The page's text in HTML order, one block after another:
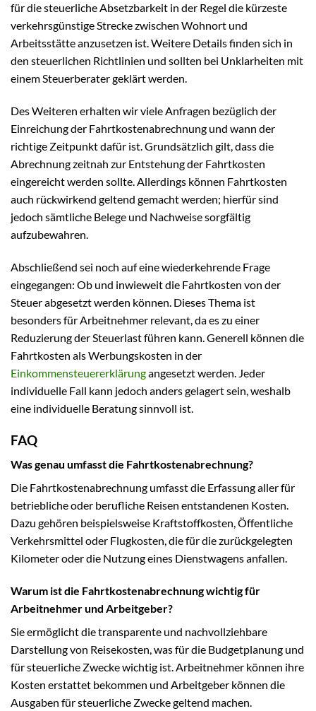
für die steuerliche Absetzbarkeit in der Regel die kürzeste
verkehrsgünstige Strecke zwischen Wohnort und
Arbeitsstätte anzusetzen ist. Weitere Details finden sich in
den steuerlichen Richtlinien und sollten bei Unklarheiten mit
einem Steuerberater geklärt werden.
Des Weiteren erhalten wir viele Anfragen bezüglich der
Einreichung der Fahrtkostenabrechnung und wann der
richtige Zeitpunkt dafür ist. Grundsätzlich gilt, dass die
Abrechnung zeitnah zur Entstehung der Fahrtkosten
eingereicht werden sollte. Allerdings können Fahrtkosten
auch rückwirkend geltend gemacht werden; hierfür sind
jedoch sämtliche Belege und Nachweise sorgfältig
aufzubewahren.
Abschließend sei noch auf eine wiederkehrende Frage
eingegangen: Ob und inwieweit die Fahrtkosten von der
Steuer abgesetzt werden können. Dieses Thema ist
besonders für Arbeitnehmer relevant, da es zu einer
Reduzierung der Steuerlast führen kann. Generell können die
Fahrtkosten als Werbungskosten in der
Einkommensteuererklärungangesetzt werden. Jeder
individuelle Fall kann jedoch anders gelagert sein, weshalb
eine individuelle Beratung sinnvoll ist.
FAQ
Was genau umfasst die Fahrtkostenabrechnung?
Die Fahrtkostenabrechnung umfasst die Erfassung aller für
betriebliche oder berufliche Reisen entstandenen Kosten.
Dazu gehören beispielsweise Kraftstoffkosten, Öffentliche
Verkehrsmittel oder Flugkosten, die für die zurückgelegten
Kilometer oder die Nutzung eines Dienstwagens anfallen.
Warum ist die Fahrtkostenabrechnung wichtig für
Arbeitnehmer und Arbeitgeber?
Sie ermöglicht die transparente und nachvollziehbare
Darstellung von Reisekosten, was für die Budgetplanung und
für steuerliche Zwecke wichtig ist. Arbeitnehmer können ihre
Kosten erstattet bekommen und Arbeitgeber können die
Ausgaben für steuerliche Zwecke geltend machen.